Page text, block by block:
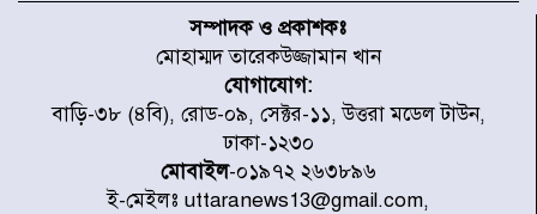
উদ্যোগে উত্তরা ১৩ নং সেক্টর-এ
পরিষ্কার-পরিচ্ছন্নতা অভিযান
ডিএমপির অভিযানে ২৪ ঘণ্টায় গ্রেপ্তার
৫০৪, উদ্ধার মাদক-অস্ত্র
সম্পাদক ও প্রকাশকঃ
মোহাম্মদ তারেকউজ্জামান খান
যোগাযোগ:
বাড়ি-৩৮ (৪বি), রোড-০৯, সেক্টর-১১, উত্তরা মডেল টাউন,
ঢাকা-১২৩০
মোবাইল-০১৯৭২ ২৬৩৮৯৬
ই-মেইলঃ uttaranews13@gmail.com,